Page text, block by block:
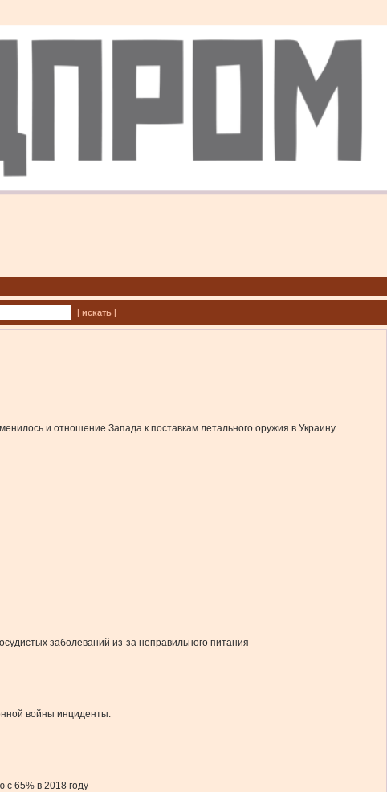
| искать |
и отношение Запада к поставкам летального оружия в Украину.
заболеваний из-за неправильного питания
войны инциденты.
с 65% в 2018 году